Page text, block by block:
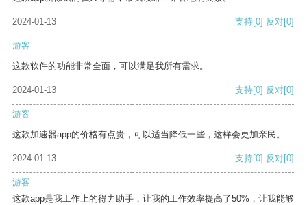
2024-01-13 支持[0] 反对[0]
游客
这款软件的功能非常全面，可以满足我所有需求。
2024-01-13 支持[0] 反对[0]
游客
这款加速器app的价格有点贵，可以适当降低一些，这样会更加亲民。
2024-01-13 支持[0] 反对[0]
游客
这款app是我工作上的得力助手，让我的工作效率提高了50%，让我能够